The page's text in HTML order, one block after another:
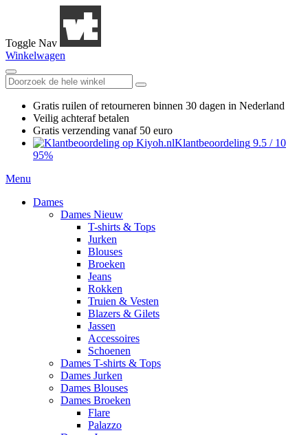
Toggle Nav
Winkelwagen
Gratis ruilen of retourneren binnen 30 dagen in Nederland
Veilig achteraf betalen
Gratis verzending vanaf 50 euro
Klantbeoordeling 9.5 / 10
95%
Menu
Dames
Dames Nieuw
T-shirts & Tops
Jurken
Blouses
Broeken
Jeans
Rokken
Truien & Vesten
Blazers & Gilets
Jassen
Accessoires
Schoenen
Dames T-shirts & Tops
Dames Jurken
Dames Blouses
Dames Broeken
Flare
Palazzo